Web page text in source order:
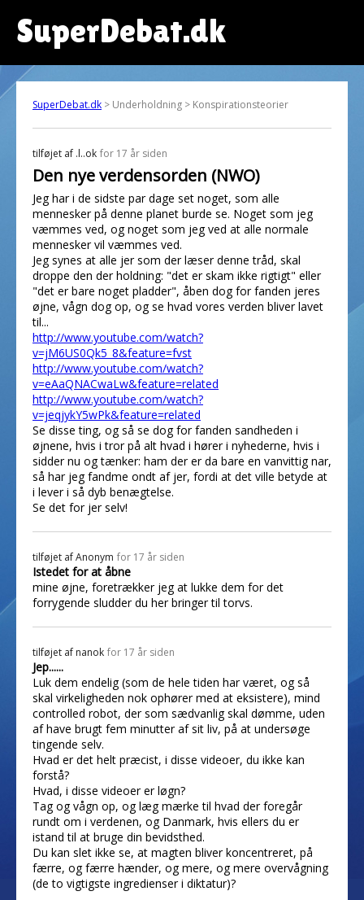
SuperDebat.dk
SuperDebat.dk > Underholdning > Konspirationsteorier
tilføjet af .l..ok for 17 år siden
Den nye verdensorden (NWO)
Jeg har i de sidste par dage set noget, som alle
mennesker på denne planet burde se. Noget som jeg
væmmes ved, og noget som jeg ved at alle normale
mennesker vil væmmes ved.
Jeg synes at alle jer som der læser denne tråd, skal
droppe den der holdning: "det er skam ikke rigtigt" eller
"det er bare noget pladder", åben dog for fanden jeres
øjne, vågn dog op, og se hvad vores verden bliver lavet
til...
http://www.youtube.com/watch?
v=jM6US0Qk5_8&feature=fvst
http://www.youtube.com/watch?
v=eAaQNACwaLw&feature=related
http://www.youtube.com/watch?
v=jeqjykY5wPk&feature=related
Se disse ting, og så se dog for fanden sandheden i
øjnene, hvis i tror på alt hvad i hører i nyhederne, hvis i
sidder nu og tænker: ham der er da bare en vanvittig nar,
så har jeg fandme ondt af jer, fordi at det ville betyde at
i lever i så dyb benægtelse.
Se det for jer selv!
tilføjet afAnonym for 17 år siden
Istedet for at åbne
mine øjne, foretrækker jeg at lukke dem for det
forrygende sludder du her bringer til torvs.
tilføjet af nanok for 17 år siden
Jep......
Luk dem endelig (som de hele tiden har været, og så
skal virkeligheden nok ophører med at eksistere), mind
controlled robot, der som sædvanlig skal dømme, uden
af have brugt fem minutter af sit liv, på at undersøge
tingende selv.
Hvad er det helt præcist, i disse videoer, du ikke kan
forstå?
Hvad, i disse videoer er løgn?
Tag og vågn op, og læg mærke til hvad der foregår
rundt om i verdenen, og Danmark, hvis ellers du er
istand til at bruge din bevidsthed.
Du kan slet ikke se, at magten bliver koncentreret, på
færre, og færre hænder, og mere, og mere overvågning
(de to vigtigste ingredienser i diktatur)?